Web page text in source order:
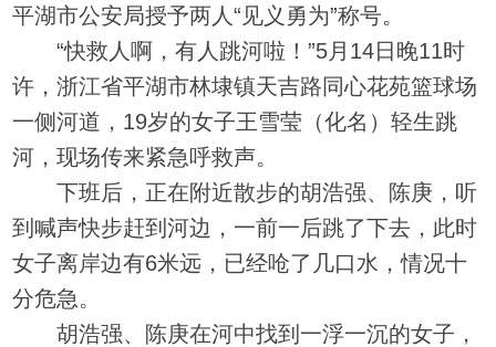
平湖市公安局授予两人“见义勇为”称号。
“快救人啊，有人跳河啦！”5月14日晚11时
许，浙江省平湖市林埭镇天吉路同心花苑篮球场
一侧河道，19岁的女子王雪莹（化名）轻生跳
河，现场传来紧急呼救声。
下班后，正在附近散步的胡浩强、陈庚，听
到喊声快步赶到河边，一前一后跳了下去，此时
女子离岸边有6米远，已经呛了几口水，情况十
分危急。
胡浩强、陈庚在河中找到一浮一沉的女子，